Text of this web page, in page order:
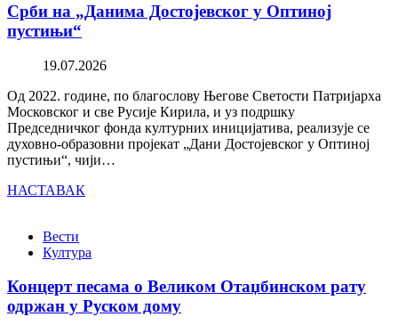
Срби на „Данима Достојевског у Оптиној
пустињи“
19.07.2026
Од 2022. године, по благослову Његове Светости Патријарха
Московског и све Русије Кирила, и уз подршку
Председничког фонда културних иницијатива, реализује се
духовно-образовни пројекат „Дани Достојевског у Оптиној
пустињи“, чији…
НАСТАВАК
Вести
Култура
Концерт песама о Великом Отаџбинском рату
одржан у Руском дому